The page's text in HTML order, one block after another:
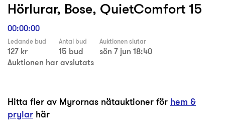
Hörlurar, Bose, QuietComfort 15
00:00:00
Ledande bud
127 kr
Antal bud
15 bud
Auktionen slutar
sön 7 jun 18:40
Auktionen har avslutats
Hitta fler av Myrornas nätauktioner för hem &
prylar här